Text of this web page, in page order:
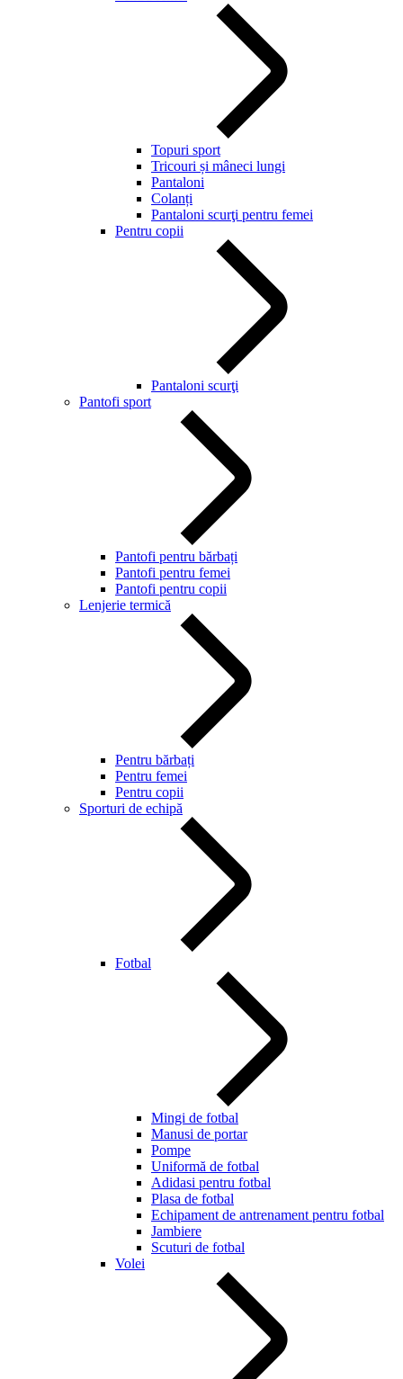
Topuri sport
Tricouri și mâneci lungi
Pantaloni
Colanți
Pantaloni scurţi pentru femei
Pentru copii
Pantaloni scurţi
Pantofi sport
Pantofi pentru bărbați
Pantofi pentru femei
Pantofi pentru copii
Lenjerie termică
Pentru bărbați
Pentru femei
Pentru copii
Sporturi de echipă
Fotbal
Mingi de fotbal
Manusi de portar
Pompe
Uniformă de fotbal
Adidasi pentru fotbal
Plasa de fotbal
Echipament de antrenament pentru fotbal
Jambiere
Scuturi de fotbal
Volei